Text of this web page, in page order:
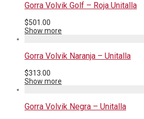
Gorra Volvik Golf – Roja Unitalla
$501.00
Show more
Gorra Volvik Naranja – Unitalla
$313.00
Show more
Gorra Volvik Negra – Unitalla